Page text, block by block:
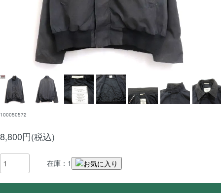
100050572
8,800円(税込)
在庫：1